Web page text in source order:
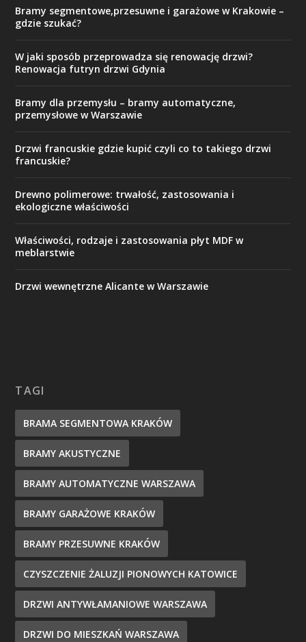
Bramy segmentowe,przesuwne i garażowe w Krakowie –
gdzie szukać?
W jaki sposób przeprowadza się renowację drzwi?
Renowacja futryn drzwi Gdynia
Bramy dla przemysłu – bramy automatyczne,
przemysłowe w Warszawie
Drzwi francuskie gdzie kupić czyli co to takiego drzwi
francuskie?
Drewno polimerowe: trwałość, zastosowania i
ekologiczne właściwości
Właściwości, rodzaje i zastosowania płyt MDF w
meblarstwie
Drzwi wewnętrzne Alicante w Warszawie
TAGI
BRAMA SEGMENTOWA KRAKÓW
BRAMY AKUSTYCZNE
BRAMY AUTOMATYCZNE WARSZAWA
BRAMY GARAŻOWE KRAKÓW
BRAMY PRZESUWNE KRAKÓW
CZYSZCZENIE ŻALUZJI PIONOWYCH KATOWICE
DRZWI ANTYWŁAMANIOWE WARSZAWA
DRZWI DO MIESZKAŃ WARSZAWA